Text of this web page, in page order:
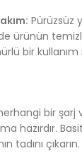
Pürüzsüz
ürünün
bir kullanım
bir
hazırdır.
tadını çıkarın.